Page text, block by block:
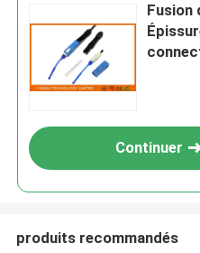
Fusion
Continuer
produits recommandés